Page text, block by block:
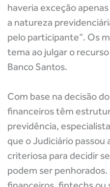
haveria exceção
a natureza
pelo participante”. Os
tema ao julgar o
Banco Santos.
Com base na decisão
financeiros têm
previdência,
que o Judiciário passou
criteriosa para decidir
podem ser penhorados.